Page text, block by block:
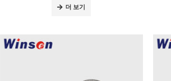
더 보기